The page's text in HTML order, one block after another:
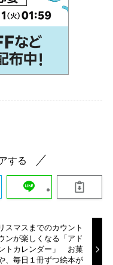
する
スマスまでのカウント
ンが楽しくなる「アド
トカレンダー」 お菓
、毎日１冊ずつ絵本が